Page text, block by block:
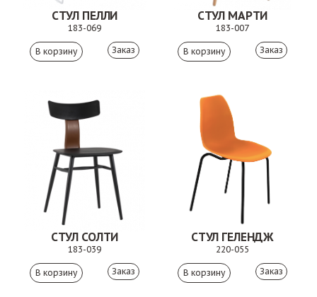
СТУЛ ПЕЛЛИ
183-069
Заказ
СТУЛ МАРТИ
183-007
Заказ
СТУЛ СОЛТИ
183-039
Заказ
СТУЛ ГЕЛЕНДЖ
220-055
Заказ